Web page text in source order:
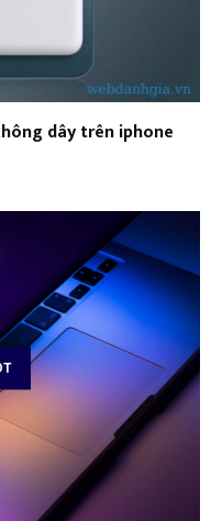
dây trên iphone